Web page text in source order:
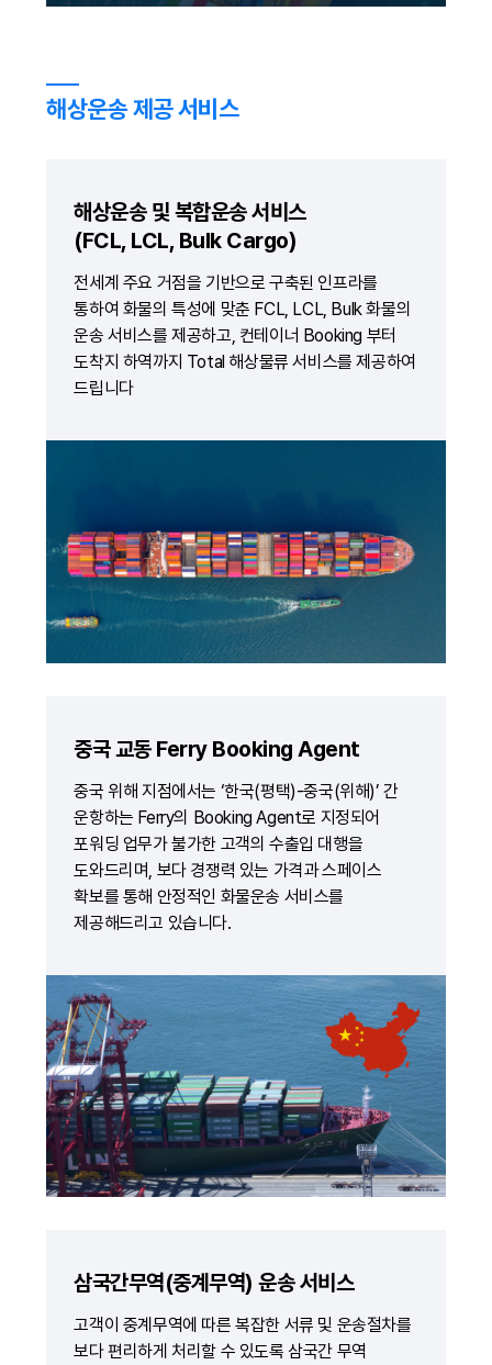
해상운송 제공 서비스
해상운송 및 복합운송 서비스
(FCL, LCL, Bulk Cargo)
전세계 주요 거점을 기반으로 구축된 인프라를
통하여 화물의 특성에 맞춘 FCL, LCL, Bulk 화물의
운송 서비스를 제공하고, 컨테이너 Booking 부터
도착지 하역까지 Total 해상물류 서비스를 제공하여
드립니다
중국 교동 Ferry Booking Agent
중국 위해 지점에서는 ‘한국(평택)-중국(위해)’ 간
운항하는 Ferry의 Booking Agent로 지정되어
포워딩 업무가 불가한 고객의 수출입 대행을
도와드리며, 보다 경쟁력 있는 가격과 스페이스
확보를 통해 안정적인 화물운송 서비스를
제공해드리고 있습니다.
삼국간무역(중계무역) 운송 서비스
고객이 중계무역에 따른 복잡한 서류 및 운송절차를
보다 편리하게 처리할 수 있도록 삼국간 무역